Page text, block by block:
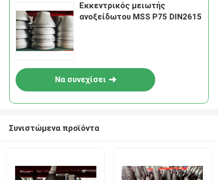
Εκκεντρικός μειωτής
ανοξείδωτου MSS P75 DIN2615
Να συνεχίσει
Συνιστώμενα προϊόντα